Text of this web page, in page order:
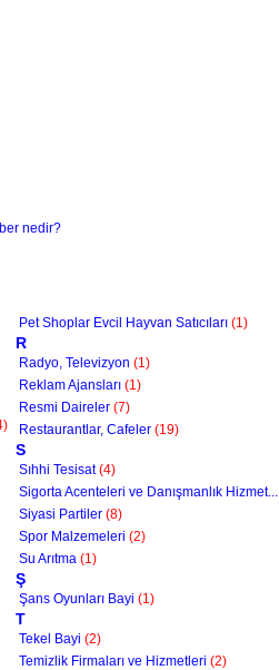
nedir?
Pet Shoplar Evcil Hayvan Satıcıları (1)
R
Radyo, Televizyon (1)
Reklam Ajansları (1)
Resmi Daireler (7)
Restaurantlar, Cafeler (19)
S
Sıhhi Tesisat (4)
Sigorta Acenteleri ve Danışmanlık Hizmet...
Siyasi Partiler (8)
Spor Malzemeleri (2)
Su Arıtma (1)
Ş
Şans Oyunları Bayi (1)
T
Tekel Bayi (2)
Temizlik Firmaları ve Hizmetleri (2)